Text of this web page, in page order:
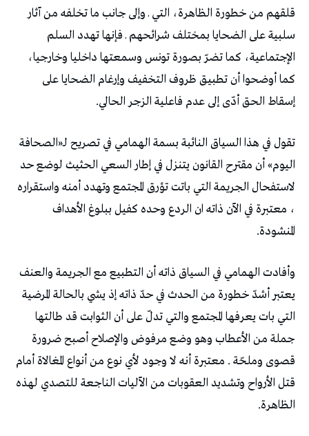
قلقهم من خطورة الظاهرة، التي ـ وإلى جانب ما تخلفه من آثار
سلبية على الضحايا بمختلف شرائحهم ـ فإنها تهدد السلم
الإجتماعية، كما تضرّ بصورة تونس وسمعتها داخليا وخارجيا،
كما أوضحوا أن تطبيق ظروف التخفيف وإرغام الضحايا على
إسقاط الحق أدّى إلى عدم فاعلية الزجر الحالي.
تقول في هذا السياق النائبة بسمة الهمامي في تصريح لـ«الصحافة
اليوم» أن مقترح القانون يتنزل في إطار السعي الحثيث لوضع حد
لاستفحال الجريمة التي باتت تؤرق المجتمع وتهدد أمنه واستقراره
، معتبرة في الآن ذاته ان الردع وحده كفيل ببلوغ الأهداف
المنشودة.
وأفادت الهمامي في السياق ذاته أن التطبيع مع الجريمة والعنف
يعتبر أشدّ خطورة من الحدث في حدّ ذاته إذ يشي بالحالة المرضية
التي بات يعرفها المجتمع والتي تدلّ على أن الثوابت قد طالتها
جملة من الأعطاب وهو وضع مرفوض والإصلاح أصبح ضرورة
قصوى وملحّة . معتبرة أنه لا وجود لأي نوع من أنواع المغالاة أمام
قتل الأرواح وتشديد العقوبات من الآليات الناجعة للتصدي لهذه
الظاهرة.